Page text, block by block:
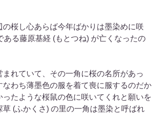
桜し心あらば今年ばかりは墨染めに咲
る藤原基経 (もとつね) が亡くなったの
れていて、その一角に桜の名所があっ
わち薄墨色の服を着て喪に服するのだか
たような桜鼠の色に咲いてくれと願いを
(ふかくさ) の里の一角は墨染と呼ばれ